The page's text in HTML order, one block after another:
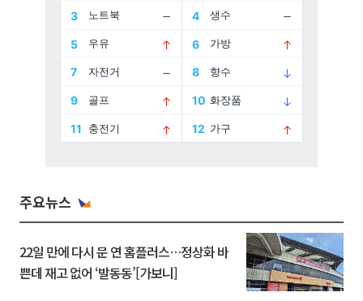
주요뉴스
22일 만에 다시 문 연 홈플러스…정상화 바
쁜데 재고 없어 ‘발동동’[가보니]